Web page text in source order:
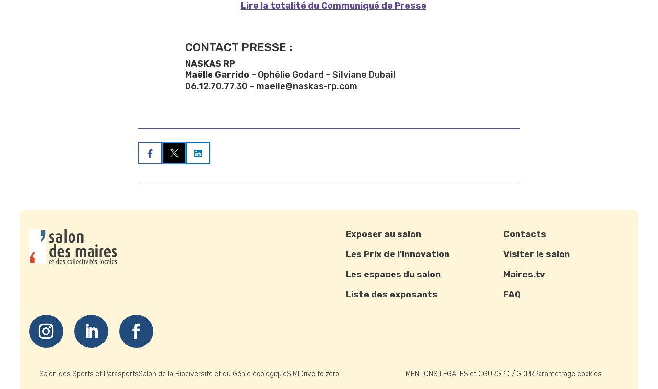
Lire la totalité du Communiqué de Presse
CONTACT PRESSE :
NASKAS RP
Maëlle Garrido – Ophélie Godard – Silviane Dubail
06.12.70.77.30 – maelle@naskas-rp.com
 
Exposer au salon
Les Prix de l’innovation
Les espaces du salon
Liste des exposants
Contacts
Visiter le salon
Maires.tv
FAQ
Salon des Sports et ParasportsSalon de la Biodiversité et du Génie écologiqueSIMI Drive to zéro MENTIONS LÉGALES et CGURGPD / GDPRParamétrage cookies